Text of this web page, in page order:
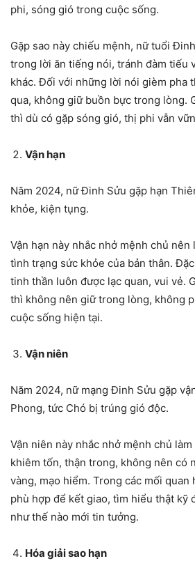
phi, sóng gió trong cuộc sống.
Gặp sao này chiếu mệnh, nữ tuổi
trong lời ăn tiếng nói, tránh đàm tiếu
khác. Đối với những lời nói gièm pha
qua, không giữ buồn bực trong lòng.
thì dù có gặp sóng gió, thị phi vẫn
Vận hạn
Năm 2024, nữ Đinh Sửu gặp hạn
khỏe, kiện tụng.
Vận hạn này nhắc nhở mệnh chủ
tình trạng sức khỏe của bản thân.
tinh thần luôn được lạc quan, vui vẻ.
thì không nên giữ trong lòng, không
cuộc sống hiện tại.
Vận niên
Năm 2024, nữ mạng Đinh Sửu gặp
Phong, tức Chó bị trúng gió độc.
Vận niên này nhắc nhở mệnh chủ
khiêm tốn, thận trong, không nên có
vàng, mạo hiểm. Trong các mối
phù hợp để kết giao, tìm hiểu thật kỹ
như thế nào mới tin tưởng.
Hóa giải sao hạn